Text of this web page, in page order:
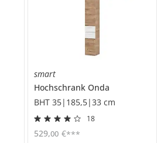
smart
Hochschrank Onda
BHT 35|185,5|33 cm
18
529,00 €***